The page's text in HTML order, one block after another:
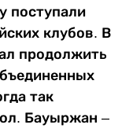
поступали
клубов. В
продолжить
так
Бауыржан –